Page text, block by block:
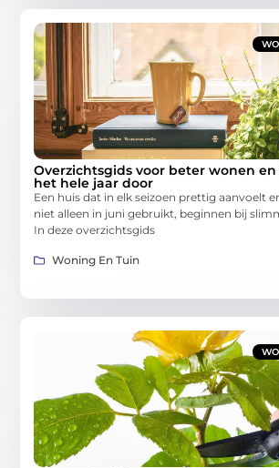
Overzichtsgids voor beter wonen
het hele jaar door
Een huis dat in elk seizoen prettig aanvoelt
niet alleen in juni gebruikt, beginnen bij
In deze overzichtsgids
Woning En Tuin